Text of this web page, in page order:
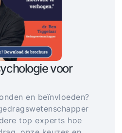
voor
en beïnvloeden?
top experts hoe